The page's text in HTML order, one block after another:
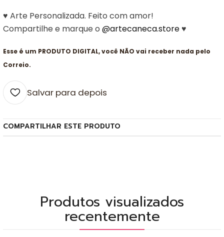
♥ Arte Personalizada. Feito com amor!
Compartilhe e marque o @artecaneca.store♥
Esse é um PRODUTO DIGITAL, você NÃO vai receber nada pelo
Correio.
Salvar para depois
COMPARTILHAR ESTE PRODUTO
Produtos visualizados
recentemente